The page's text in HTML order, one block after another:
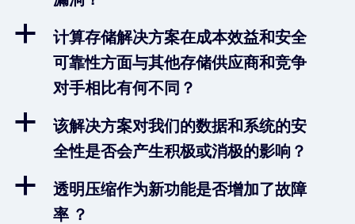
a
计算存储解决方案在成本效益和安全
可靠性方面与其他存储供应商和竞争
对手相比有何不同？
a
该解决方案对我们的数据和系统的安
全性是否会产生积极或消极的影响？
a
透明压缩作为新功能是否增加了故障
率 ？